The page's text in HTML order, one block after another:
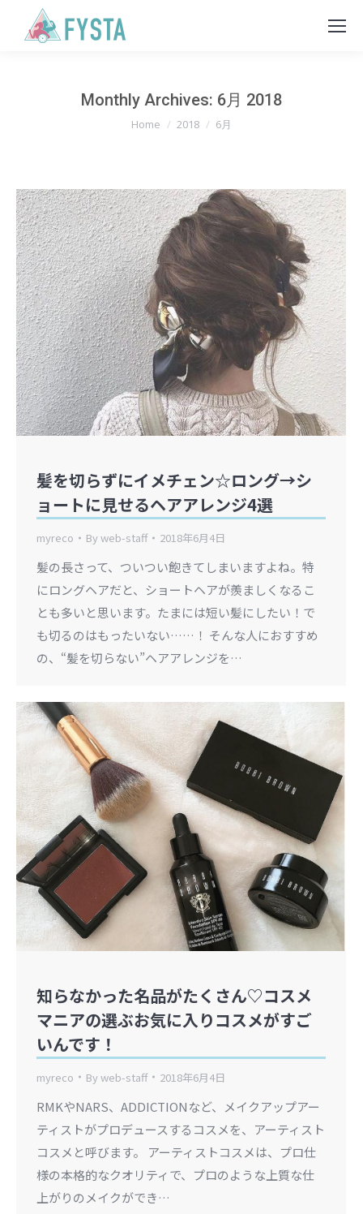
Monthly Archives: 6月 2018
You are here:
Home 2018 6月
髪を切らずにイメチェン☆ロング→シ
ョートに見せるヘアアレンジ4選
myreco Byweb-staff 2018年6月4日
髪の長さって、ついつい飽きてしまいますよね。特
にロングヘアだと、ショートヘアが羨ましくなるこ
とも多いと思います。たまには短い髪にしたい！で
も切るのはもったいない……！ そんな人におすすめ
の、“髪を切らない”ヘアアレンジを…
知らなかった名品がたくさん♡コスメ
マニアの選ぶお気に入りコスメがすご
いんです！
myreco Byweb-staff 2018年6月4日
RMKやNARS、ADDICTIONなど、メイクアップアー
ティストがプロデュースするコスメを、アーティスト
コスメと呼びます。 アーティストコスメは、プロ仕
様の本格的なクオリティで、プロのような上質な仕
上がりのメイクができ…